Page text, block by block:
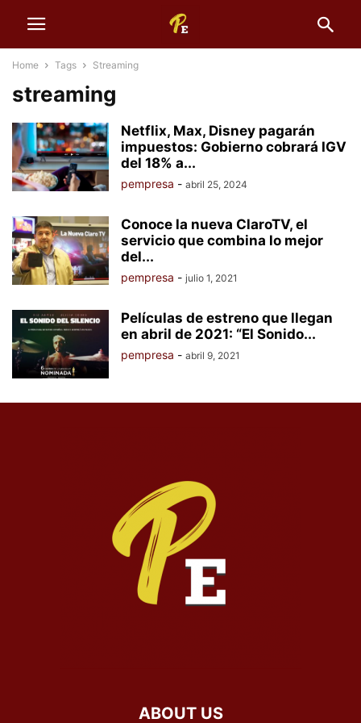
Home Tags Streaming
streaming
Netflix, Max, Disney pagarán
impuestos: Gobierno cobrará IGV
del 18% a...
pempresa - abril 25, 2024
Conoce la nueva ClaroTV, el
servicio que combina lo mejor
del...
pempresa - julio 1, 2021
Películas de estreno que llegan
en abril de 2021: “El Sonido...
pempresa - abril 9, 2021
ABOUT US